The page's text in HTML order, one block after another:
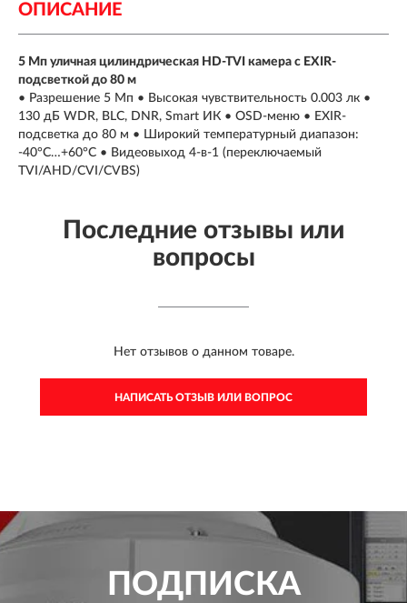
ОПИСАНИЕ
5 Мп уличная цилиндрическая HD-TVI камера с EXIR-
подсветкой до 80 м
• Разрешение 5 Мп • Высокая чувствительность 0.003 лк •
130 дБ WDR, BLC, DNR, Smart ИК • OSD-меню • EXIR-
подсветка до 80 м • Широкий температурный диапазон:
-40°C…+60°C • Видеовыход 4-в-1 (переключаемый
TVI/AHD/CVI/CVBS)
Последние отзывы или
вопросы
Нет отзывов о данном товаре.
НАПИСАТЬ ОТЗЫВ ИЛИ ВОПРОС
ПОДПИСКА